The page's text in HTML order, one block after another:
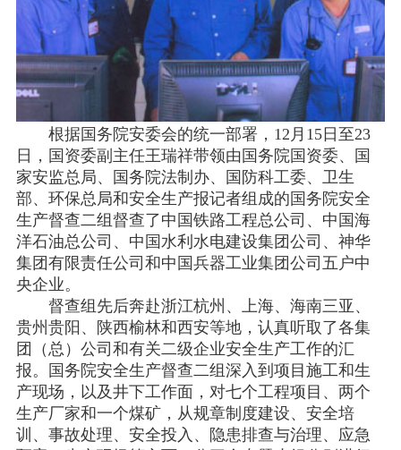
根据国务院安委会的统一部署，12月15日至23
日，国资委副主任王瑞祥带领由国务院国资委、国
家安监总局、国务院法制办、国防科工委、卫生
部、环保总局和安全生产报记者组成的国务院安全
生产督查二组督查了中国铁路工程总公司、中国海
洋石油总公司、中国水利水电建设集团公司、神华
集团有限责任公司和中国兵器工业集团公司五户中
央企业。
督查组先后奔赴浙江杭州、上海、海南三亚、
贵州贵阳、陕西榆林和西安等地，认真听取了各集
团（总）公司和有关二级企业安全生产工作的汇
报。国务院安全生产督查二组深入到项目施工和生
产现场，以及井下工作面，对七个工程项目、两个
生产厂家和一个煤矿，从规章制度建设、安全培
训、事故处理、安全投入、隐患排查与治理、应急